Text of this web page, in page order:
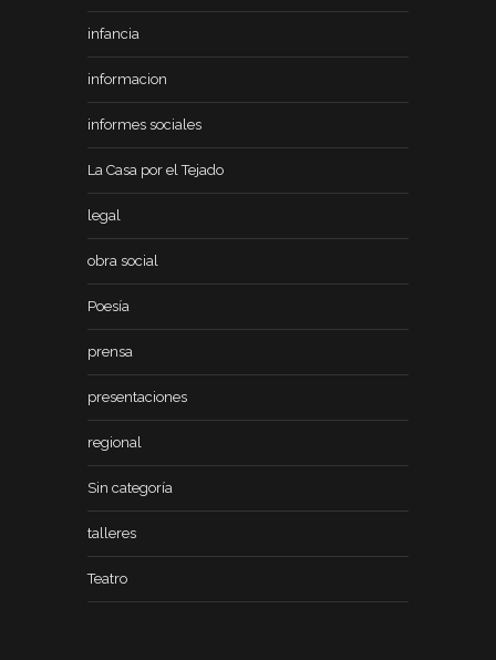
infancia
informacion
informes sociales
La Casa por el Tejado
legal
obra social
Poesía
prensa
presentaciones
regional
Sin categoría
talleres
Teatro